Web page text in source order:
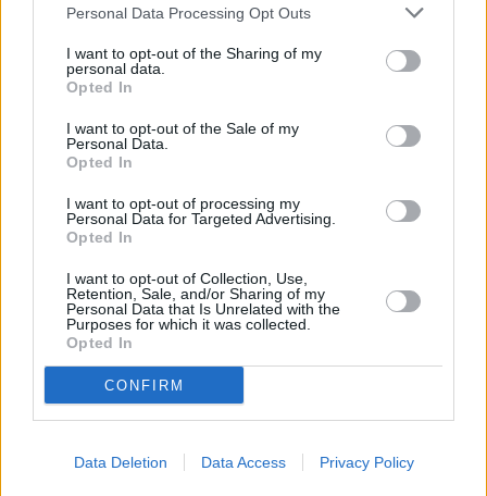
Personal Data Processing Opt Outs
I want to opt-out of the Sharing of my
personal data.
Opted In
I want to opt-out of the Sale of my
Personal Data.
Opted In
I want to opt-out of processing my
Personal Data for Targeted Advertising.
Opted In
I want to opt-out of Collection, Use,
Retention, Sale, and/or Sharing of my
Personal Data that Is Unrelated with the
Purposes for which it was collected.
Opted In
CONFIRM
Data Deletion Data Access Privacy Policy
Rinderfilet Yucatan
Leicht
T-Bone Steak mit Speckbohnen und
Bratkartoffeln
Peppercorn Beef Filet Steak
Leicht
Zartes Sirloin-Steak mit
Leicht